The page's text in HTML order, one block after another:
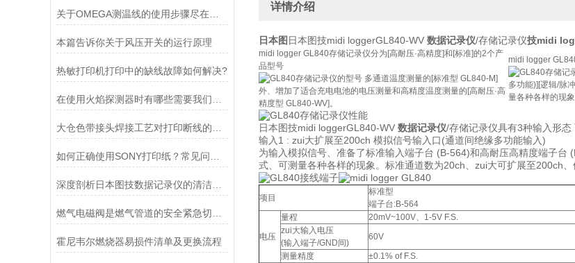
关于OMEGA测温线的使用步骤尽在本篇
本篇告诉你关于风压开关的运行原理
热敏打印机打印中的缺线故障如何解决?
深度剖析日本图技数据记录仪的清洁与保养工作要点
霍尼韦尔燃烧器易损件清单及更换流程
详情介绍
日本图 日本图技midi loggerGL840-WV 数据记录仪/存储记录仪技midi
midi logger GL840存储记录仪分为[高耐压·高精度]和[标准]的2个产
品型号
多通道温度测量的[标准型 GL840-M]
外、增加了适合充电电池的电压测量和高精度温度测量的[高耐压·高
精度型 GL840-WV]。
midi logger
多功能)][逻辑/脉
量各种各样的现象
日本图技midi loggerGL840-WV 数据记录仪/存储记录仪具有3种输入形态
输入1 : zui大扩展至200ch 模拟信号输入口(通道间绝缘多功能输入)
为输入模拟信号、准备了标准输入端子台 (B-564)和高耐压高精度端子
式、可测量各种各样的现象。标准通道数为20ch、zui大可扩展至200ch
项目
标准型
端子台:B-564
电压
量程 20mV~100V、1-5V F.S.
zui大输入电压
(输入端子/GND间)
60V
测量精度
±0.1% of F.S.